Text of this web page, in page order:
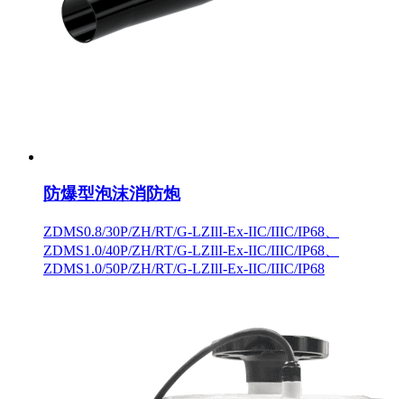
防爆型泡沫消防炮
ZDMS0.8/30P/ZH/RT/G-LZIlI-Ex-IIC/IIIC/IP68、
ZDMS1.0/40P/ZH/RT/G-LZIlI-Ex-IIC/IIIC/IP68、
ZDMS1.0/50P/ZH/RT/G-LZIlI-Ex-IIC/IIIC/IP68